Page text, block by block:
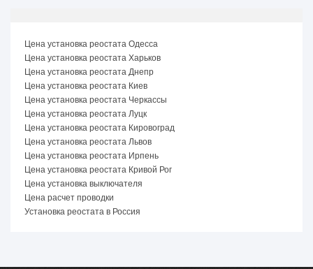
Цена установка реостата Одесса
Цена установка реостата Харьков
Цена установка реостата Днепр
Цена установка реостата Киев
Цена установка реостата Черкассы
Цена установка реостата Луцк
Цена установка реостата Кировоград
Цена установка реостата Львов
Цена установка реостата Ирпень
Цена установка реостата Кривой Рог
Цена установка выключателя
Цена расчет проводки
Установка реостата в Россия